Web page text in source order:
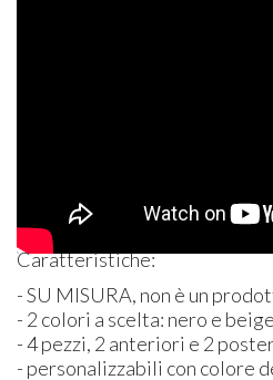
Caratteristiche:
- SU MISURA, non è un
- 2 colori a scelta: nero e beige
- 4 pezzi, 2 anteriori e 2
- personalizzabili con colore